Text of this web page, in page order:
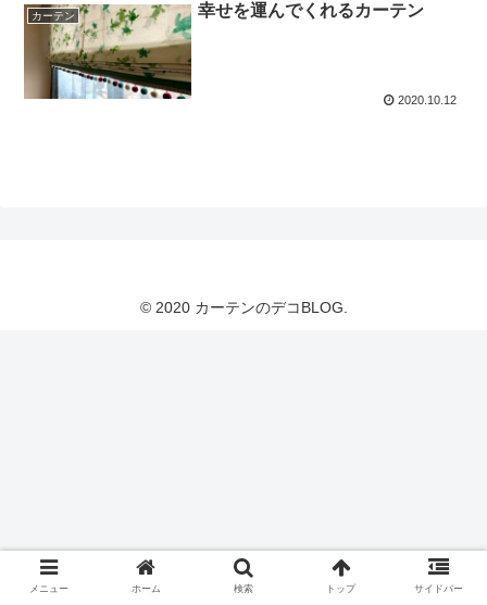
カーテン 幸せを運んでくれるカーテン
2020.10.12
© 2020 カーテンのデコBLOG.
メニュー ホーム 検索 トップ サイドバー